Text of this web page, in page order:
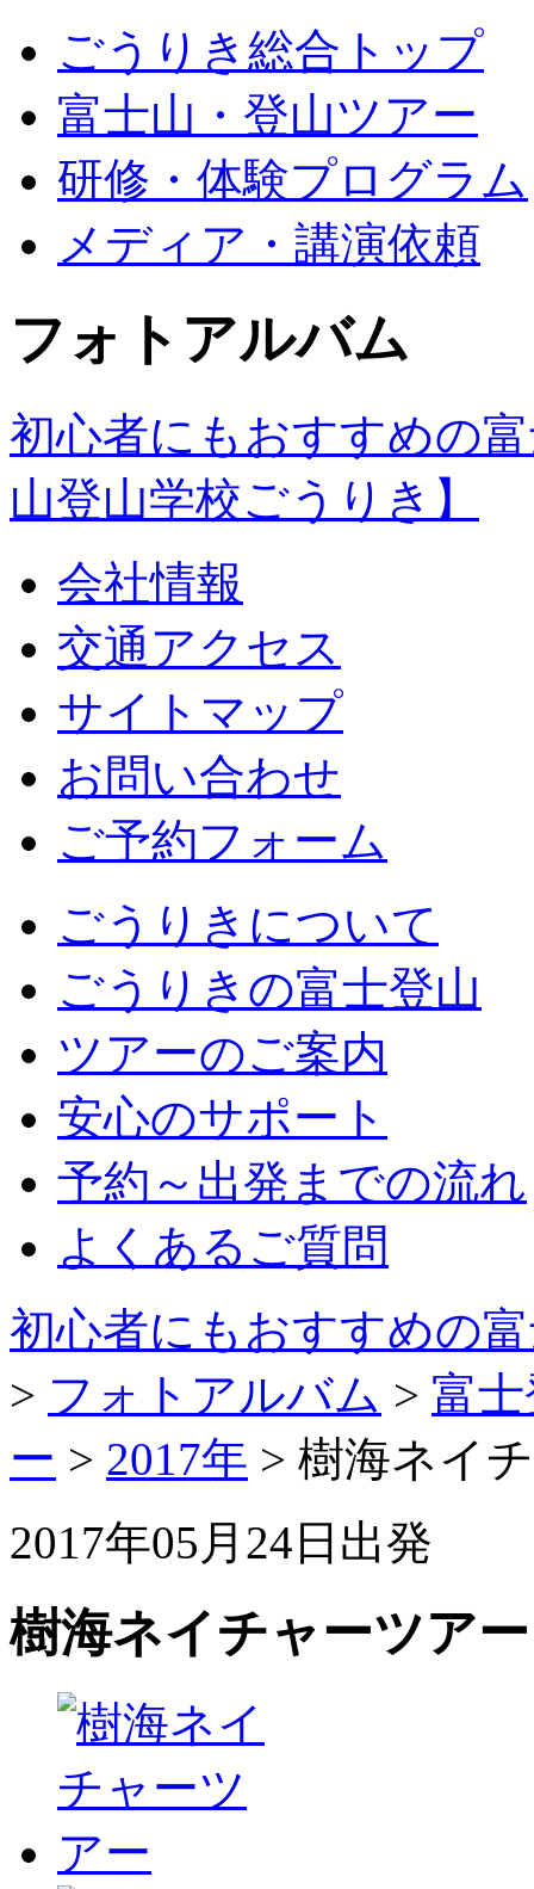
ごうりき総合トップ
富士山・登山ツアー
研修・体験プログラム
メディア・講演依頼
フォトアルバム
初心者にもおすすめの
山登山学校ごうりき】
会社情報
交通アクセス
サイトマップ
お問い合わせ
ご予約フォーム
ごうりきについて
ごうりきの富士登山
ツアーのご案内
安心のサポート
予約～出発までの流れ
よくあるご質問
初心者にもおすすめの
> フォトアルバム > 富
ー > 2017年 > 樹海ネイ
2017年05月24日出発
樹海ネイチャーツアー